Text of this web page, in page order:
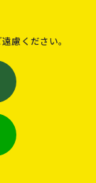
慮ください。